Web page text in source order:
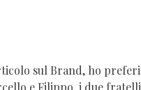
sul Brand, ho
e Filippo, i due